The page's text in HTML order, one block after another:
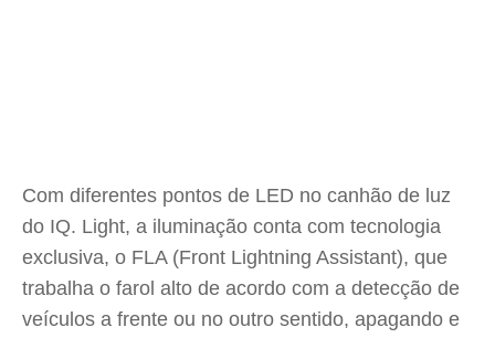
Com diferentes pontos de LED no canhão de luz
do IQ. Light, a iluminação conta com tecnologia
exclusiva, o FLA (Front Lightning Assistant), que
trabalha o farol alto de acordo com a detecção de
veículos a frente ou no outro sentido, apagando e